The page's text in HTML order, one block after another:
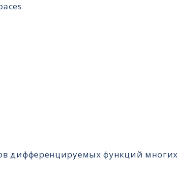
дифференцируемых функций многих